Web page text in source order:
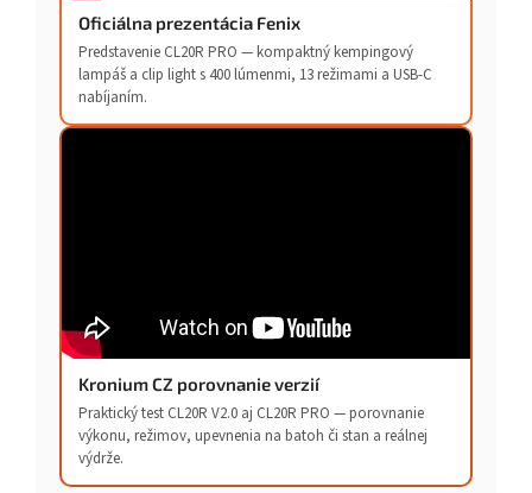
Oficiálna prezentácia Fenix
Predstavenie CL20R PRO — kompaktný kempingový
lampáš a clip light s 400 lúmenmi, 13 režimami a USB-C
nabíjaním.
Kronium CZ porovnanie verzií
Praktický test CL20R V2.0 aj CL20R PRO — porovnanie
výkonu, režimov, upevnenia na batoh či stan a reálnej
výdrže.